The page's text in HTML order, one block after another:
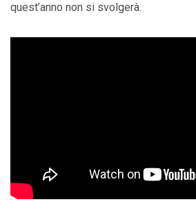
quest’anno non si svolgerà.